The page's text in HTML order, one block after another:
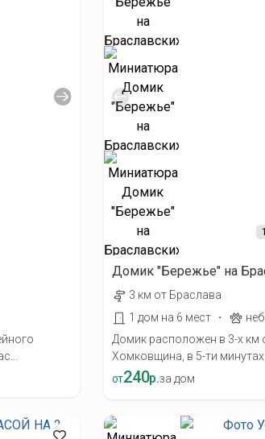
Домик "Бережье" на
3 км от Браслава
1 дом на 6 мест
·
Домик расположен в 3-х км
Хомковщина, в 5-ти минутах
от240р.за дом